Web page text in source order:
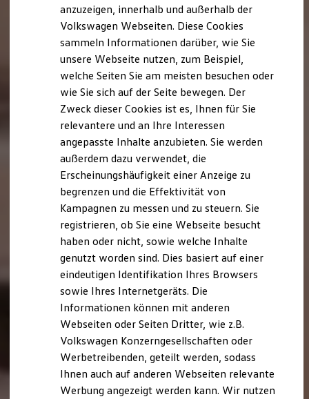
anzuzeigen, innerhalb und außerhalb der
Volkswagen Webseiten. Diese Cookies
sammeln Informationen darüber, wie Sie
unsere Webseite nutzen, zum Beispiel,
welche Seiten Sie am meisten besuchen oder
wie Sie sich auf der Seite bewegen. Der
Zweck dieser Cookies ist es, Ihnen für Sie
relevantere und an Ihre Interessen
angepasste Inhalte anzubieten. Sie werden
außerdem dazu verwendet, die
Erscheinungshäufigkeit einer Anzeige zu
begrenzen und die Effektivität von
Kampagnen zu messen und zu steuern. Sie
registrieren, ob Sie eine Webseite besucht
haben oder nicht, sowie welche Inhalte
genutzt worden sind. Dies basiert auf einer
eindeutigen Identifikation Ihres Browsers
sowie Ihres Internetgeräts. Die
Informationen können mit anderen
Webseiten oder Seiten Dritter, wie z.B.
Volkswagen Konzerngesellschaften oder
Werbetreibenden, geteilt werden, sodass
Ihnen auch auf anderen Webseiten relevante
Werbung angezeigt werden kann. Wir nutzen